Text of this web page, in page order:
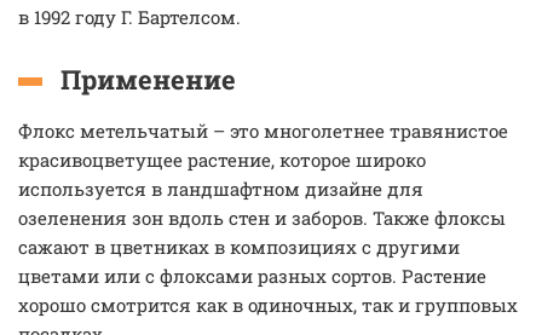
в 1992 году Г. Бартелсом.
Применение
Флокс метельчатый – это многолетнее травянистое
красивоцветущее растение, которое широко
используется в ландшафтном дизайне для
озеленения зон вдоль стен и заборов. Также флоксы
сажают в цветниках в композициях с другими
цветами или с флоксами разных сортов. Растение
хорошо смотрится как в одиночных, так и групповых